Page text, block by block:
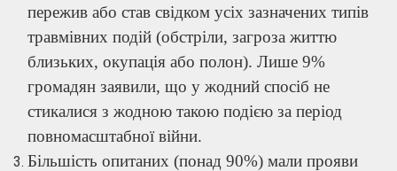
пережив або став свідком усіх зазначених типів
травмівних подій (обстріли, загроза життю
близьких, окупація або полон). Лише 9%
громадян заявили, що у жодний спосіб не
стикалися з жодною такою подією за період
повномасштабної війни.
Більшість опитаних (понад 90%) мали прояви